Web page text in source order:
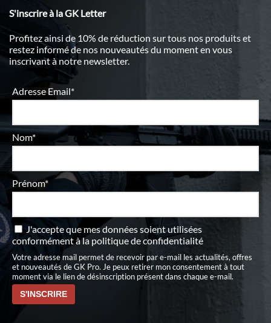
S'inscrire à la GK Letter
Profitez ainsi de 10% de réduction sur tous nos produits et
restez informé de nos nouveautés du moment en vous
inscrivant à notre newsletter.
Adresse Email*
Nom*
Prénom*
J'accepte que mes données soient utilisées
conformément àla politique de confidentialité
Votre adresse mail permet de recevoir par e-mail les actualités, offres
et nouveautés de GK Pro. Je peux retirer mon consentement à tout
moment via le lien de désinscription présent dans chaque e-mail.